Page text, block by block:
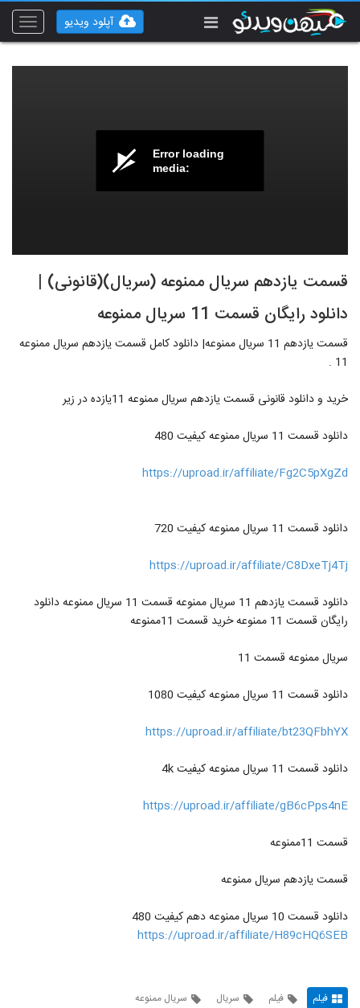
Toggle
آپلود ویدیو
Error loading
media:
قسمت یازدهم سریال ممنوعه (سریال)(قانونی) |
دانلود رایگان قسمت 11 سریال ممنوعه
قسمت یازدهم 11 سریال ممنوعه| دانلود کامل قسمت یازدهم سریال ممنوعه
11 .
خرید و دانلود قانونی قسمت یازدهم سریال ممنوعه 11یازده در زیر
دانلود قسمت 11 سریال ممنوعه کیفیت 480
https://uproad.ir/affiliate/Fg2C5pXgZd
دانلود قسمت 11 سریال ممنوعه کیفیت 720
https://uproad.ir/affiliate/C8DxeTj4Tj
دانلود قسمت یازدهم 11 سریال ممنوعه قسمت 11 سریال ممنوعه دانلود
رایگان قسمت 11 ممنوعه خرید قسمت 11ممنوعه
سریال ممنوعه قسمت 11
دانلود قسمت 11 سریال ممنوعه کیفیت 1080
https://uproad.ir/affiliate/bt23QFbhYX
دانلود قسمت 11 سریال ممنوعه کیفیت 4k
https://uproad.ir/affiliate/gB6cPps4nE
قسمت 11ممنوعه
قسمت یازدهم سریال ممنوعه
دانلود قسمت 10 سریال ممنوعه دهم کیفیت 480
https://uproad.ir/affiliate/H89cHQ6SEB
فیلم فیلم سریال
سریال ممنوعه